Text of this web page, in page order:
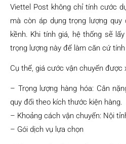
Viettel Post không chỉ tính cước
mà còn áp dụng trọng lượng
kềnh. Khi tính giá, hệ thống sẽ
trọng lượng này để làm căn cứ
Cụ thể, giá cước vận chuyển được
– Trọng lượng hàng hóa: Cân
quy đổi theo kích thước kiện hàng.
– Khoảng cách vận chuyển: Nội
– Gói dịch vụ lựa chọn